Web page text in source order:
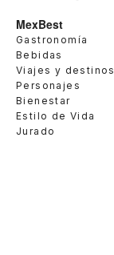
MexBest
Gastronomía
Bebidas
Viajes y destinos
Personajes
Bienestar
Estilo de Vida
Jurado